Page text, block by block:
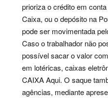
prioriza o crédito em
Caixa, ou o depósito na
pode ser movimentada
Caso o trabalhador não
possível sacar o valor
em lotéricas, caixas
CAIXA Aqui. O saque
agências, mediante